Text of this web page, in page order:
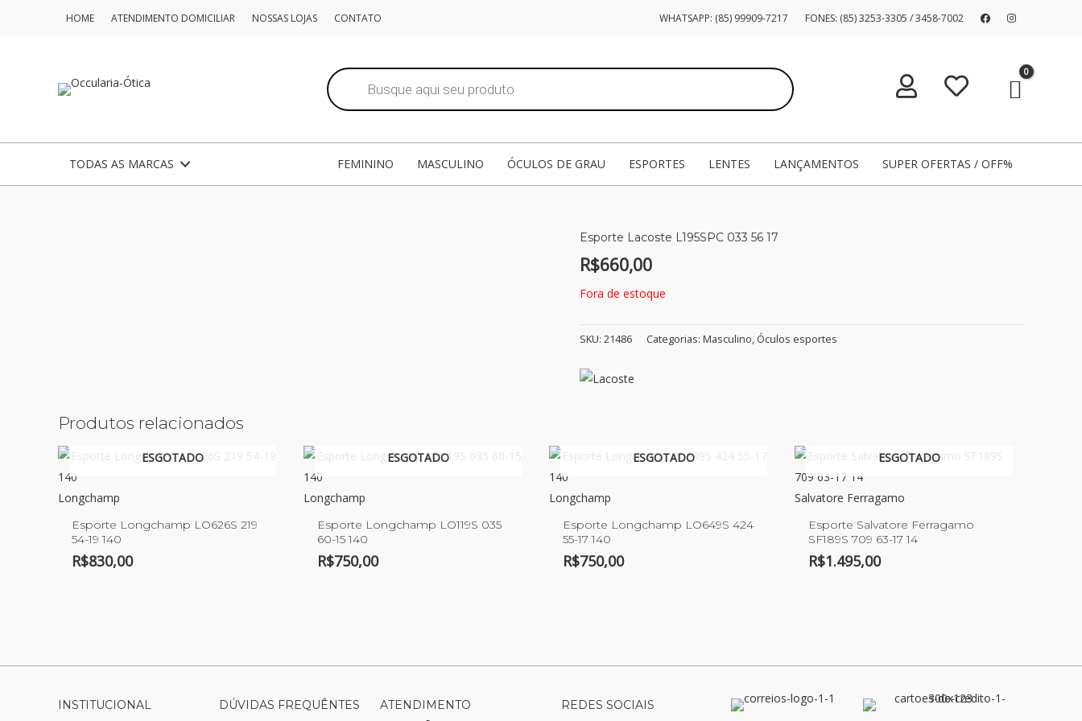
HOME ATENDIMENTO DOMICILIAR NOSSAS LOJAS CONTATO WHATSAPP: (85) 99909-7217 FONES: (85) 3253-3305 / 3458-7002
Pesquisar
produtos
TODAS AS MARCAS FEMININO MASCULINO ÓCULOS DE GRAU ESPORTES LENTES LANÇAMENTOS SUPER OFERTAS / OFF%
Esporte Lacoste L195SPC 033 56 17
R$660,00
Fora de estoque
SKU: 21486 Categorias: Masculino, Óculos esportes
Produtos relacionados
ESGOTADO
Longchamp
Esporte Longchamp LO626S 219
54-19 140
R$830,00
ESGOTADO
Longchamp
Esporte Longchamp LO119S 035
60-15 140
R$750,00
ESGOTADO
Longchamp
Esporte Longchamp LO649S 424
55-17 140
R$750,00
ESGOTADO
Salvatore Ferragamo
Esporte Salvatore Ferragamo
SF189S 709 63-17 14
R$1.495,00
INSTITUCIONAL DÚVIDAS FREQUÊNTES ATENDIMENTO REDES SOCIAIS